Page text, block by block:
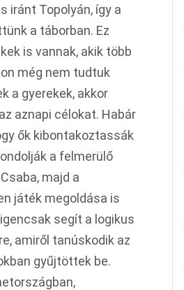
iránt Topolyán, így a
a táborban. Ez
is vannak, akik több
még nem tudtuk
a gyerekek, akkor
aznapi célokat. Habár
ők kibontakoztassák
a felmerülő
majd a
játék megoldása is
segít a logikus
amiről tanúskodik az
gyűjtöttek be.